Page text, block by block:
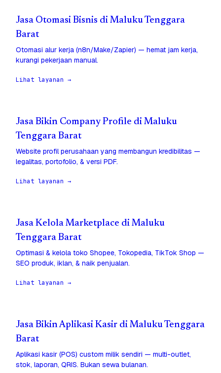
Jasa Otomasi Bisnis di Maluku Tenggara
Barat
Otomasi alur kerja (n8n/Make/Zapier) — hemat jam kerja,
kurangi pekerjaan manual.
Lihat layanan →
Jasa Bikin Company Profile di Maluku
Tenggara Barat
Website profil perusahaan yang membangun kredibilitas —
legalitas, portofolio, & versi PDF.
Lihat layanan →
Jasa Kelola Marketplace di Maluku
Tenggara Barat
Optimasi & kelola toko Shopee, Tokopedia, TikTok Shop —
SEO produk, iklan, & naik penjualan.
Lihat layanan →
Jasa Bikin Aplikasi Kasir di Maluku Tenggara
Barat
Aplikasi kasir (POS) custom milik sendiri — multi-outlet,
stok, laporan, QRIS. Bukan sewa bulanan.